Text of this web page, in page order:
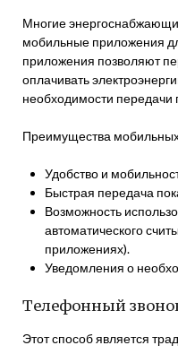
Многие
мобильные приложения
приложения позволяют
оплачивать
необходимости передачи
Преимущества
Удобство и
Быстрая передача
Возможность
автоматического
приложениях).
Уведомления о
Телефонный
Этот способ является